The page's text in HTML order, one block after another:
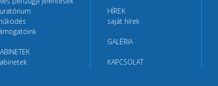
HÍREK
saját hírek
GALÉRIA
KAPCSOLAT